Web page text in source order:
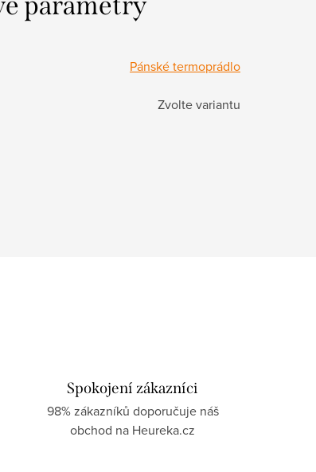
Pánské termoprádlo
Zvolte variantu
Spokojení zákazníci
98% zákazníků doporučuje náš
obchod na Heureka.cz